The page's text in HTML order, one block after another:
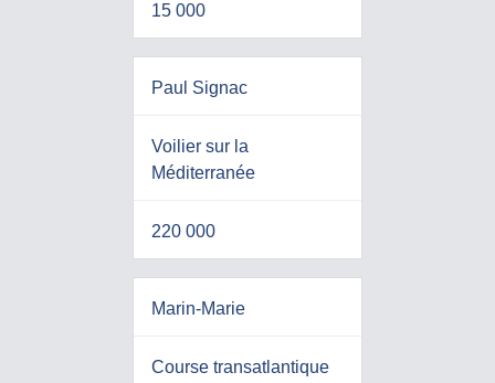
15 000
Paul Signac
Voilier sur la
Méditerranée
220 000
Marin-Marie
Course transatlantique